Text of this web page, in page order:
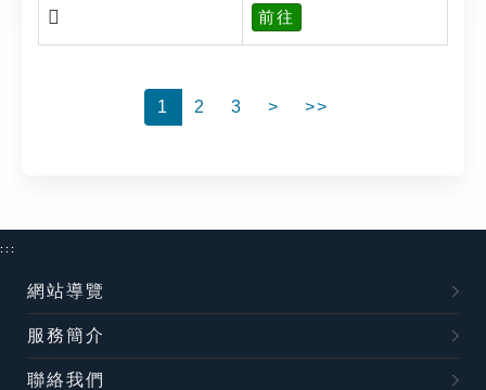
𠾧 前往
1 2 3 > >>
:::
網站導覽
服務簡介
聯絡我們